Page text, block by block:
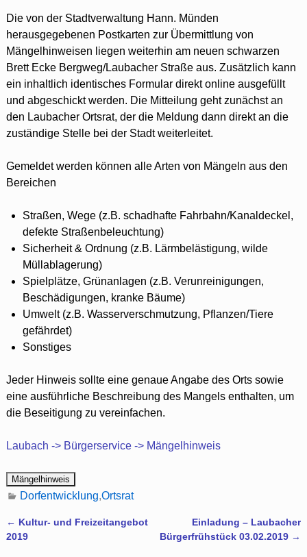
Die von der Stadtverwaltung Hann. Münden
herausgegebenen Postkarten zur Übermittlung von
Mängelhinweisen liegen weiterhin am neuen schwarzen
Brett Ecke Bergweg/Laubacher Straße aus. Zusätzlich kann
ein inhaltlich identisches Formular direkt online ausgefüllt
und abgeschickt werden. Die Mitteilung geht zunächst an
den Laubacher Ortsrat, der die Meldung dann direkt an die
zuständige Stelle bei der Stadt weiterleitet.
Gemeldet werden können alle Arten von Mängeln aus den
Bereichen
Straßen, Wege (z.B. schadhafte Fahrbahn/Kanaldeckel,
defekte Straßenbeleuchtung)
Sicherheit & Ordnung (z.B. Lärmbelästigung, wilde
Müllablagerung)
Spielplätze, Grünanlagen (z.B. Verunreinigungen,
Beschädigungen, kranke Bäume)
Umwelt (z.B. Wasserverschmutzung, Pflanzen/Tiere
gefährdet)
Sonstiges
Jeder Hinweis sollte eine genaue Angabe des Orts sowie
eine ausführliche Beschreibung des Mangels enthalten, um
die Beseitigung zu vereinfachen.
Laubach -> Bürgerservice -> Mängelhinweis
Dorfentwicklung,Ortsrat
Artikelnavigation
← Kultur- und Freizeitangebot
2019
Einladung – Laubacher
Bürgerfrühstück 03.02.2019 →